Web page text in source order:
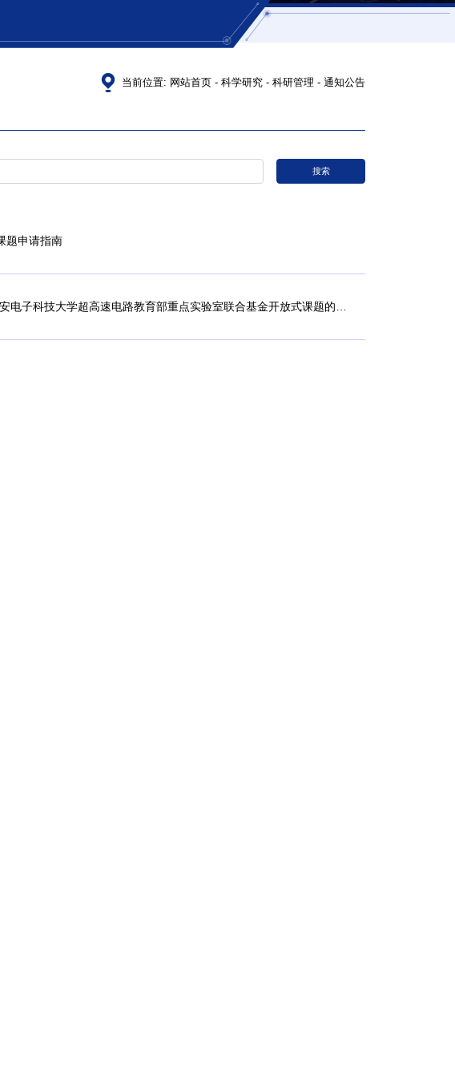
当前位置: 网站首页 - 科学研究 - 科研管理 - 通知公告
搜索
题申请指南
子科技大学超高速电路教育部重点实验室联合基金开放式课题的通